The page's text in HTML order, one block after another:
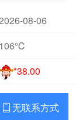
08-06
106℃
*38.00
 无联系方式